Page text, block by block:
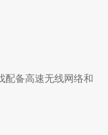
配备高速无线网络和